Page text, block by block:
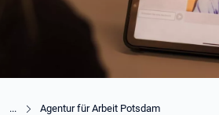
Agentur für Arbeit Potsdam